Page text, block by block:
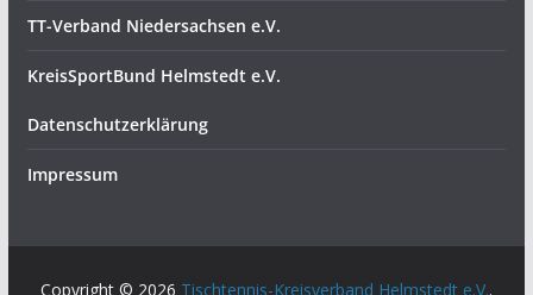
TT-Verband Niedersachsen e.V.
KreisSportBund Helmstedt e.V.
Datenschutzerklärung
Impressum
Copyright © 2026 Tischtennis-Kreisverband Helmstedt e.V..